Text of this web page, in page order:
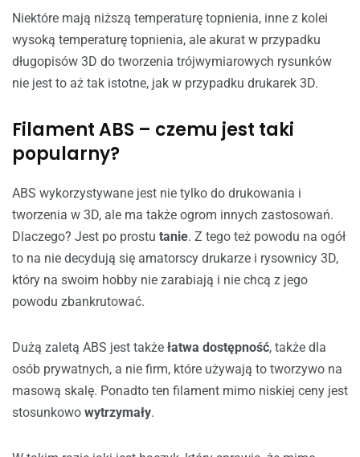
Niektóre mają niższą temperaturę topnienia, inne z kolei
wysoką temperaturę topnienia, ale akurat w przypadku
długopisów 3D do tworzenia trójwymiarowych rysunków
nie jest to aż tak istotne, jak w przypadku drukarek 3D.
Filament ABS – czemu jest taki
popularny?
ABS wykorzystywane jest nie tylko do drukowania i
tworzenia w 3D, ale ma także ogrom innych zastosowań.
Dlaczego? Jest po prostu tanie. Z tego też powodu na ogół
to na nie decydują się amatorscy drukarze i rysownicy 3D,
który na swoim hobby nie zarabiają i nie chcą z jego
powodu zbankrutować.
Dużą zaletą ABS jest także łatwa dostępność, także dla
osób prywatnych, a nie firm, które używają to tworzywo na
masową skalę. Ponadto ten filament mimo niskiej ceny jest
stosunkowo wytrzymały.